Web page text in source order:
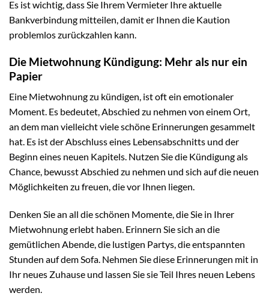
Es ist wichtig, dass Sie Ihrem Vermieter Ihre aktuelle
Bankverbindung mitteilen, damit er Ihnen die Kaution
problemlos zurückzahlen kann.
Die Mietwohnung Kündigung: Mehr als nur ein
Papier
Eine Mietwohnung zu kündigen, ist oft ein emotionaler
Moment. Es bedeutet, Abschied zu nehmen von einem Ort,
an dem man vielleicht viele schöne Erinnerungen gesammelt
hat. Es ist der Abschluss eines Lebensabschnitts und der
Beginn eines neuen Kapitels. Nutzen Sie die Kündigung als
Chance, bewusst Abschied zu nehmen und sich auf die neuen
Möglichkeiten zu freuen, die vor Ihnen liegen.
Denken Sie an all die schönen Momente, die Sie in Ihrer
Mietwohnung erlebt haben. Erinnern Sie sich an die
gemütlichen Abende, die lustigen Partys, die entspannten
Stunden auf dem Sofa. Nehmen Sie diese Erinnerungen mit in
Ihr neues Zuhause und lassen Sie sie Teil Ihres neuen Lebens
werden.